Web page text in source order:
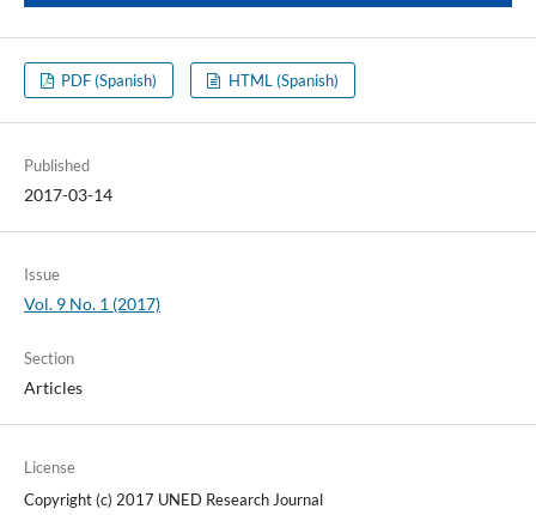
PDF (Spanish) HTML (Spanish)
Published
2017-03-14
Issue
Vol. 9 No. 1 (2017)
Section
Articles
License
Copyright (c) 2017 UNED Research Journal